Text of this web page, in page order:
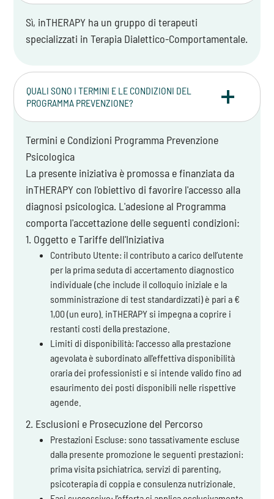
Sì, inTHERAPY ha un gruppo di terapeuti
specializzati in Terapia Dialettico-Comportamentale.
QUALI SONO I TERMINI E LE CONDIZIONI DEL
PROGRAMMA PREVENZIONE?
Termini e Condizioni Programma Prevenzione
Psicologica
La presente iniziativa è promossa e finanziata da
inTHERAPY con l'obiettivo di favorire l'accesso alla
diagnosi psicologica. L'adesione al Programma
comporta l'accettazione delle seguenti condizioni:
1. Oggetto e Tariffe dell'Iniziativa
Contributo Utente: il contributo a carico dell’utente
per la prima seduta di accertamento diagnostico
individuale (che include il colloquio iniziale e la
somministrazione di test standardizzati) è pari a €
1,00 (un euro). inTHERAPY si impegna a coprire i
restanti costi della prestazione.
Limiti di disponibilità: l'accesso alla prestazione
agevolata è subordinato all'effettiva disponibilità
oraria dei professionisti e si intende valido fino ad
esaurimento dei posti disponibili nelle rispettive
agende.
2. Esclusioni e Prosecuzione del Percorso
Prestazioni Escluse: sono tassativamente escluse
dalla presente promozione le seguenti prestazioni:
prima visita psichiatrica, servizi di parenting,
psicoterapia di coppia e consulenza nutrizionale.